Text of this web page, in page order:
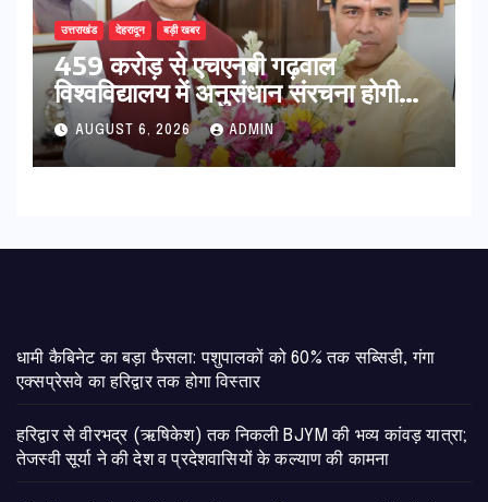
उत्तराखंड देहरादून बड़ी खबर
459 करोड़ से एचएनबी गढ़वाल
विश्वविद्यालय में अनुसंधान संरचना होगी
सुदृढ,उच्च शिक्षा मंत्री धन सिंह रावत ने
नवनियुक्त केन्द्रीय शिक्षा मंत्री से की
मुलाकात
AUGUST 6, 2026 ADMIN
​धामी कैबिनेट का बड़ा फैसला: पशुपालकों को 60% तक सब्सिडी, गंगा
एक्सप्रेसवे का हरिद्वार तक होगा विस्तार
​हरिद्वार से वीरभद्र (ऋषिकेश) तक निकली BJYM की भव्य कांवड़ यात्रा;
तेजस्वी सूर्या ने की देश व प्रदेशवासियों के कल्याण की कामना